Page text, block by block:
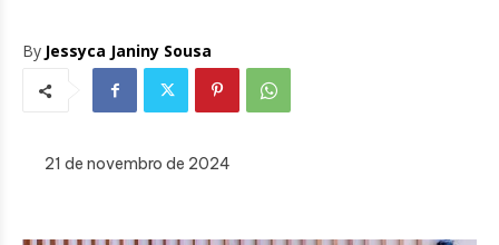
By Jessyca Janiny Sousa
21 de novembro de 2024